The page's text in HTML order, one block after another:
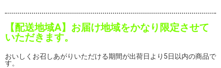
【配送地域A】お届け地域をかなり限定させて
いただきます。
おいしくお召しあがりいただける期間が出荷日より5日以内の商品で
す。